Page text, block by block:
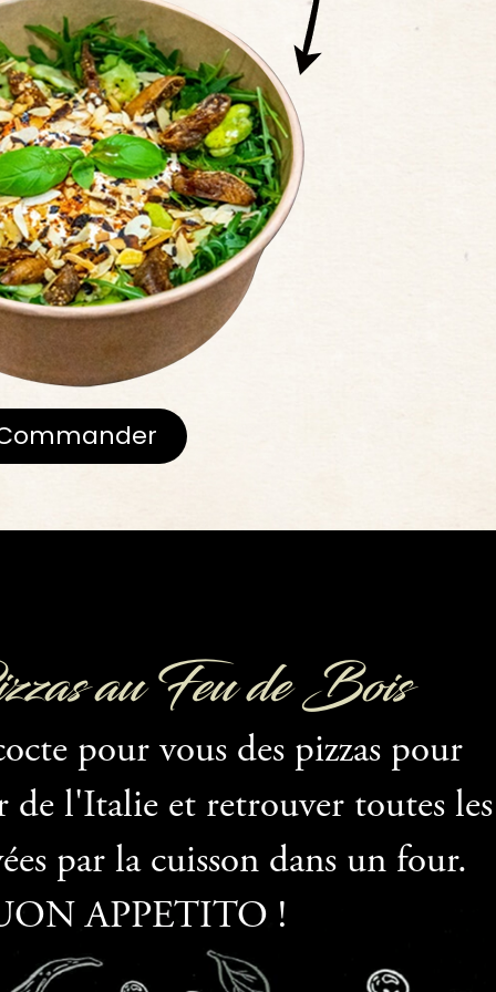
au Feu de Bois
pour vous des pizzas pour
de l'Italie et retrouver toutes les
par la cuisson dans un four.
APPETITO !